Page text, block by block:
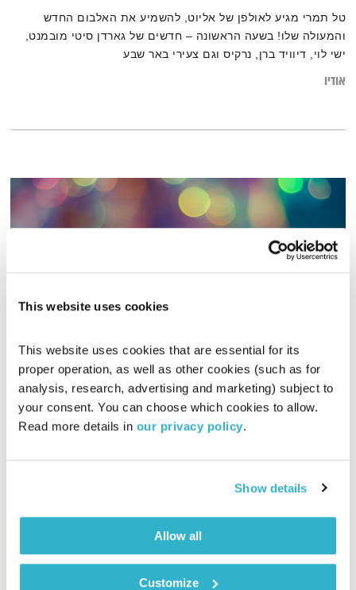
This website uses cookies
This website uses cookies that are essential for its
proper operation, as well as other cookies (such as for
analysis, research, advertising and marketing) subject to
your consent. You can choose which cookies to allow.
Read more details in our privacy policy.
Show details
Allow all
Customize
טל תמרי מגיע לאולפן של אליוט, להשמיע את האלבום החדש
והמעולה שלו! בשעה הראשונה – חדשים של גארדן סיטי מובמנט,
ישי לוי, דיוויד ברן, נרקיס וגם צעירי באר שבע
אודיו
התדר הסלוני של אליוט
אליוט
07.04.16
02:00:02
אודיו